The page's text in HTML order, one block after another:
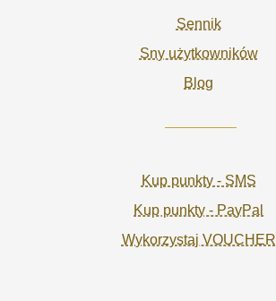
Sennik
Sny użytkowników
Blog
Kup punkty - SMS
Kup punkty - PayPal
Wykorzystaj VOUCHER